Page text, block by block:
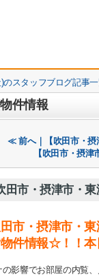
スタッフブログ記事
物件情報
≪ 前へ｜【吹田市・摂
【吹田市・摂
田市・摂津市・
田市・摂津市・東
件情報☆！！本
の影響でお部屋の内覧